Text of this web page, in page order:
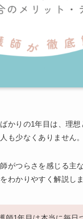
かりの1年目は、理
も少なくありません。
がつらさを感じる主
わかりやすく解説しま